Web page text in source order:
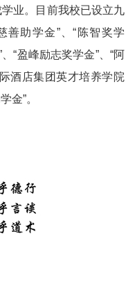
业。目前我校已设立九
善助学金”、“陈智奖学
“盈峰励志奖学金”、“阿
酒店集团英才培养学院
金”。